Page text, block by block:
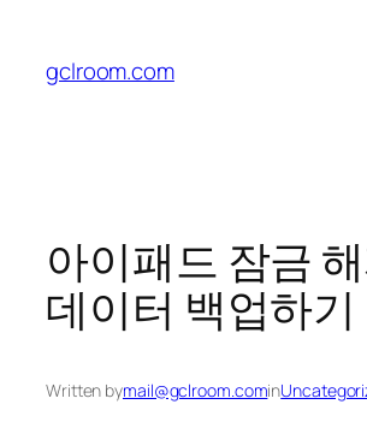
content
gclroom.com
아이패드 잠금
데이터 백업하기
Written bymail@gclroom.comin